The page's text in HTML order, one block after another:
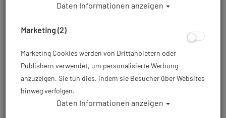
Daten Informationen anzeigen
Marketing (2)
Marketing Cookies werden von Drittanbietern oder
Publishern verwendet, um personalisierte Werbung
anzuzeigen. Sie tun dies, indem sie Besucher über Websites
hinweg verfolgen.
Daten Informationen anzeigen